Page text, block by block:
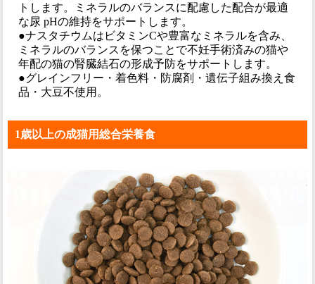
トします。ミネラルのバランスに配慮した配合が最適
な尿 pHの維持をサポートします。
●ナスタチウムはビタミンCや豊富なミネラルを含み、
ミネラルのバランスを保つことで不妊手術済みの猫や
年配の猫の腎臓結石の形成予防をサポートします。
●グレインフリー・着色料・防腐剤・遺伝子組み換え食
品・大豆不使用。
1歳以上の成猫用総合栄養食